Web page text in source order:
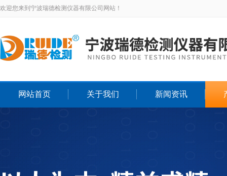
欢迎您来到宁波瑞德检测仪器有限公司网站！
网站首页 关于我们 新闻资讯